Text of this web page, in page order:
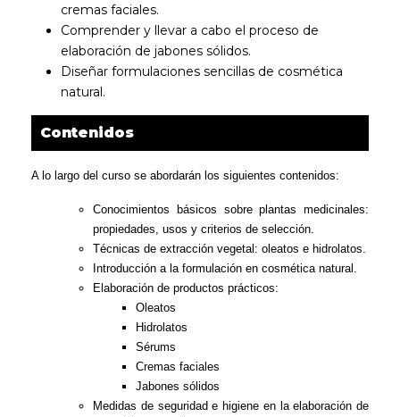
cremas faciales.
Comprender y llevar a cabo el proceso de
elaboración de jabones sólidos.
Diseñar formulaciones sencillas de cosmética
natural.
Contenidos
A lo largo del curso se abordarán los siguientes contenidos:
Conocimientos básicos sobre plantas medicinales:
propiedades, usos y criterios de selección.
Técnicas de extracción vegetal: oleatos e hidrolatos.
Introducción a la formulación en cosmética natural.
Elaboración de productos prácticos:
Oleatos
Hidrolatos
Sérums
Cremas faciales
Jabones sólidos
Medidas de seguridad e higiene en la elaboración de